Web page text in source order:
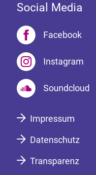
Social Media
Facebook
Instagram
Soundcloud
Impressum
Datenschutz
Transparenz